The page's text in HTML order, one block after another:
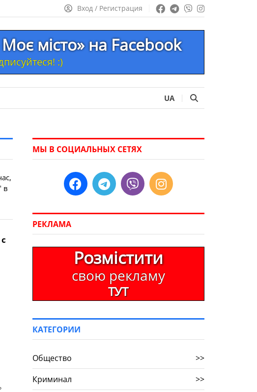
Вход / Регистрация
місто» на Facebook
:)
UA
в
МЫ В СОЦИАЛЬНЫХ СЕТЯХ
РЕКЛАМА
Розмістити
свою рекламу
ТУТ
КАТЕГОРИИ
Общество
>>
Криминал
>>